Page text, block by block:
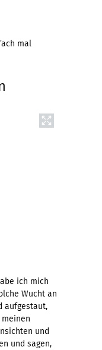
mal
ich mich
Wucht an
aufgestaut,
und
und sagen,